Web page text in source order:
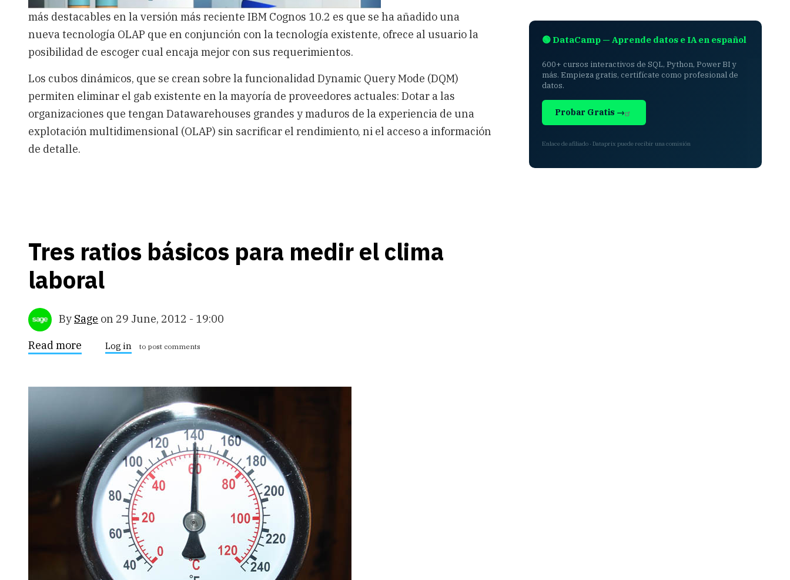
más destacables en la versión más reciente IBM Cognos 10.2 es que se ha añadido una
nueva tecnología OLAP que en conjunción con la tecnología existente, ofrece al usuario la
posibilidad de escoger cual encaja mejor con sus requerimientos.
Los cubos dinámicos, que se crean sobre la funcionalidad Dynamic Query Mode (DQM)
permiten eliminar el gab existente en la mayoría de proveedores actuales: Dotar a las
organizaciones que tengan Datawarehouses grandes y maduros de la experiencia de una
explotación multidimensional (OLAP) sin sacrificar el rendimiento, ni el acceso a información
de detalle.
Tres ratios básicos para medir el clima
laboral
By Sage on 29 June, 2012 - 19:00
Read more about
para
clima
laboral
Log in to post comments
🟢 DataCamp — Aprende datos e IA en español
600+ cursos interactivos de SQL, Python, Power BI y
más. Empieza gratis, certifícate como profesional de
datos.
Probar Gratis →
Enlace de afiliado · Dataprix puede recibir una comisión